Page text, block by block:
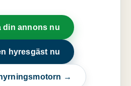
din annons nu
hyresgäst nu
→